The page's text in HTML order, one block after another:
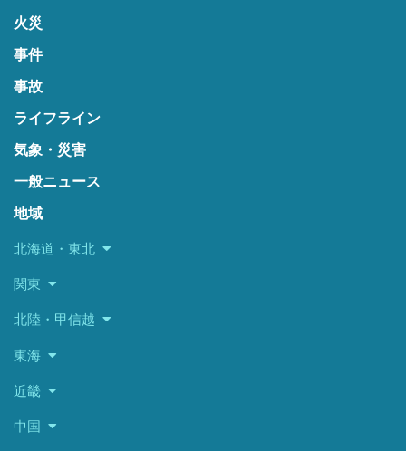
火災
事件
事故
ライフライン
気象・災害
一般ニュース
地域
北海道・東北
関東
北陸・甲信越
東海
近畿
中国